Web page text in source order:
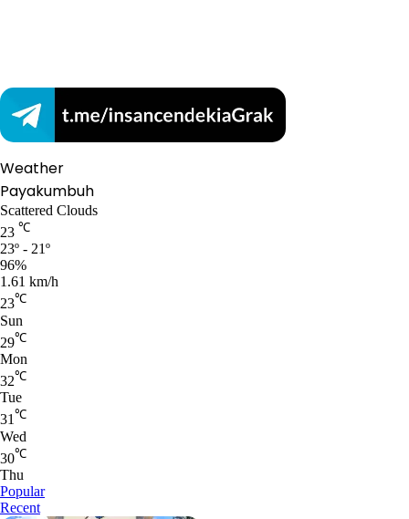
Weather
Payakumbuh
Scattered Clouds
23 ℃
23º - 21º
96%
1.61 km/h
23℃
Sun
29℃
Mon
32℃
Tue
31℃
Wed
30℃
Thu
Popular
Recent